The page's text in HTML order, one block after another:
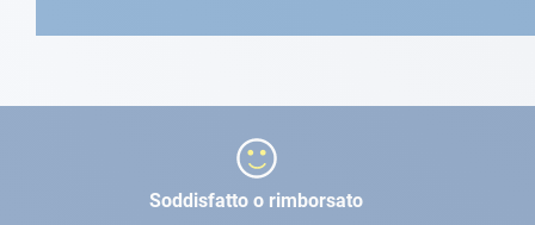
Soddisfatto o rimborsato